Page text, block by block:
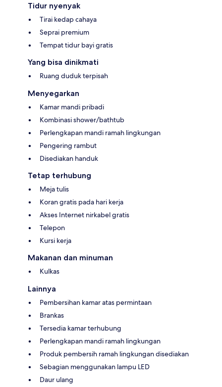
Tidur nyenyak
Tirai kedap cahaya
Seprai premium
Tempat tidur bayi gratis
Yang bisa dinikmati
Ruang duduk terpisah
Menyegarkan
Kamar mandi pribadi
Kombinasi shower/bathtub
Perlengkapan mandi ramah lingkungan
Pengering rambut
Disediakan handuk
Tetap terhubung
Meja tulis
Koran gratis pada hari kerja
Akses Internet nirkabel gratis
Telepon
Kursi kerja
Makanan dan minuman
Kulkas
Lainnya
Pembersihan kamar atas permintaan
Brankas
Tersedia kamar terhubung
Perlengkapan mandi ramah lingkungan
Produk pembersih ramah lingkungan disediakan
Sebagian menggunakan lampu LED
Daur ulang